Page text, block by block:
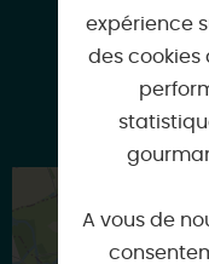
expérience
des cookies
A vous de